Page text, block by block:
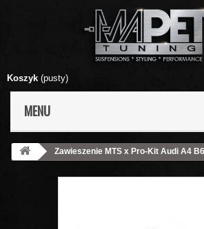
Koszyk (pusty)
MENU
Zawieszenie MTS x Pro-Kit Audi A4